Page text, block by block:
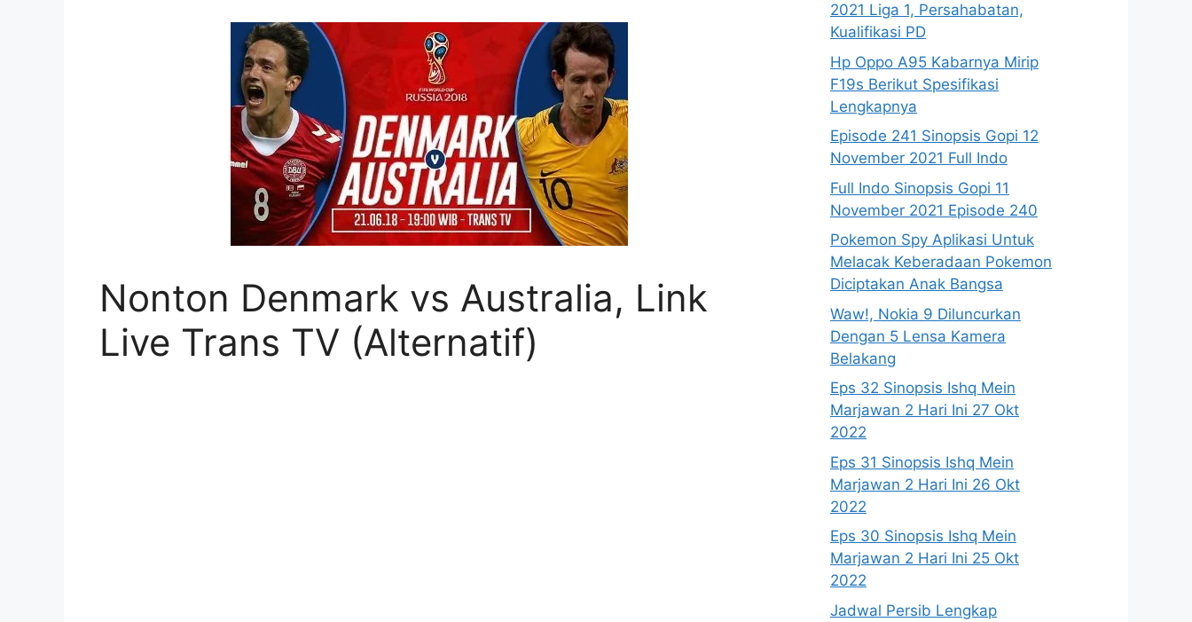
Nonton Denmark vs Australia, Link
Live Trans TV (Alternatif)
2021 Liga 1, Persahabatan,
Kualifikasi PD
Hp Oppo A95 Kabarnya Mirip
F19s Berikut Spesifikasi
Lengkapnya
Episode 241 Sinopsis Gopi 12
November 2021 Full Indo
Full Indo Sinopsis Gopi 11
November 2021 Episode 240
Pokemon Spy Aplikasi Untuk
Melacak Keberadaan Pokemon
Diciptakan Anak Bangsa
Waw!, Nokia 9 Diluncurkan
Dengan 5 Lensa Kamera
Belakang
Eps 32 Sinopsis Ishq Mein
Marjawan 2 Hari Ini 27 Okt
2022
Eps 31 Sinopsis Ishq Mein
Marjawan 2 Hari Ini 26 Okt
2022
Eps 30 Sinopsis Ishq Mein
Marjawan 2 Hari Ini 25 Okt
2022
Jadwal Persib Lengkap